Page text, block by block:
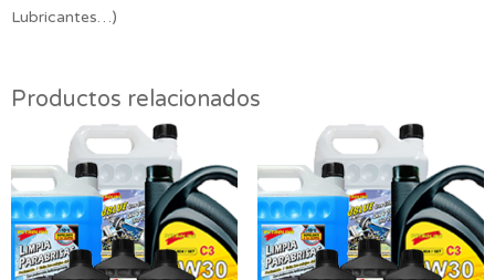
Lubricantes…)
Productos relacionados